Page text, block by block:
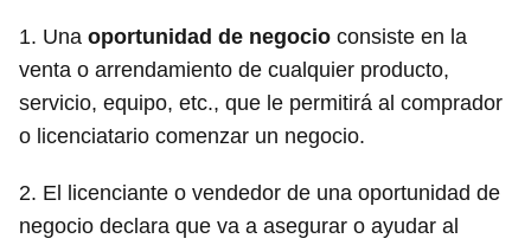
1. Una oportunidad de negocio consiste en la
venta o arrendamiento de cualquier producto,
servicio, equipo, etc., que le permitirá al comprador
o licenciatario comenzar un negocio.
2. El licenciante o vendedor de una oportunidad de
negocio declara que va a asegurar o ayudar al